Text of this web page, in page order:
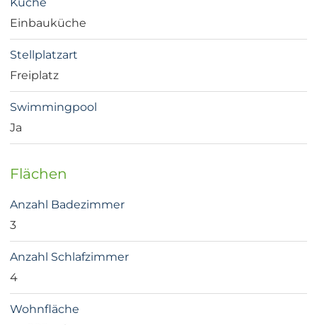
Einbauküche
Stellplatzart
Freiplatz
Swimmingpool
Ja
Flächen
Anzahl Badezimmer
3
Anzahl Schlafzimmer
4
Wohnfläche